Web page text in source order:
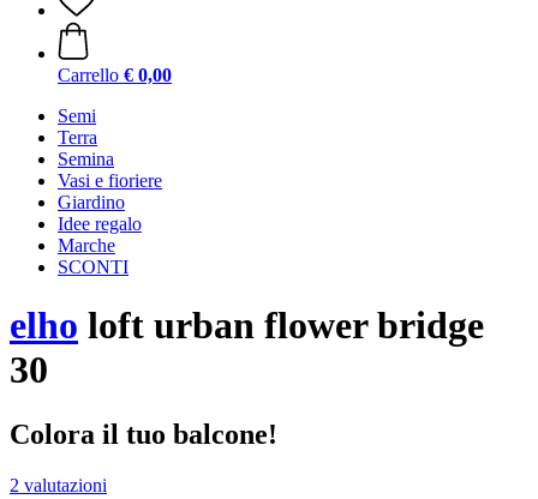
Carrello € 0,00
Semi
Terra
Semina
Vasi e fioriere
Giardino
Idee regalo
Marche
SCONTI
elho loft urban flower bridge
30
Colora il tuo balcone!
2 valutazioni